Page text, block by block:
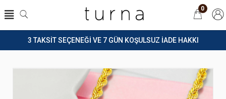
3 TAKSİT SEÇENEĞİ VE 7 GÜN KOŞULSUZ İADE HAKKI
0